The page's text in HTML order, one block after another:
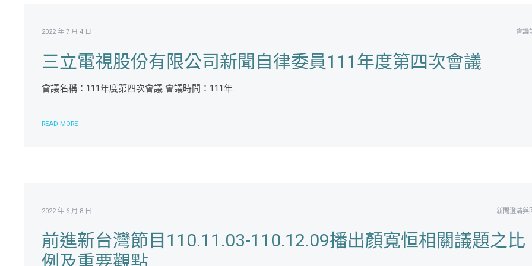
2022 年 7 月 4 日 會議
三立電視股份有限公司新聞自律委員111年度第四次會議
會議名稱：111年度第四次會議 會議時間：111年...
READ MORE
2022 年 6 月 8 日 新聞澄清與
前進新台灣節目110.11.03-110.12.09播出顏寬恒相關議題之比
例及重要觀點